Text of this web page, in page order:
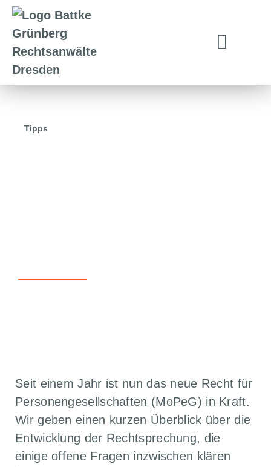
Tipps
Seit einem Jahr ist nun das neue Recht für
Personengesellschaften (MoPeG) in Kraft.
Wir geben einen kurzen Überblick über die
Entwicklung der Rechtsprechung, die
einige offene Fragen inzwischen klären